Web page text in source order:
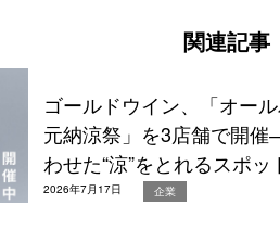
関連記事
ゴールドウイン、「オー
元納涼祭」を3店舗で開
わせた“涼”をとれるスポッ
2026年7月17日 企業